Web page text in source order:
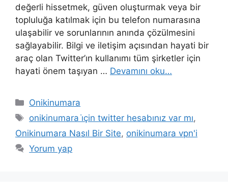
değerli hissetmek, güven oluşturmak veya bir
topluluğa katılmak için bu telefon numarasına
ulaşabilir ve sorunlarının anında çözülmesini
sağlayabilir. Bilgi ve iletişim açısından hayati bir
araç olan Twitter’ın kullanımı tüm şirketler için
hayati önem taşıyan … Devamını oku…
Kategoriler
Onikinumara
Etiketler
onikinumara i̇çin twitter hesabınız var mı,
Onikinumara Nasıl Bir Site, onikinumara vpn'i
Yorum yap